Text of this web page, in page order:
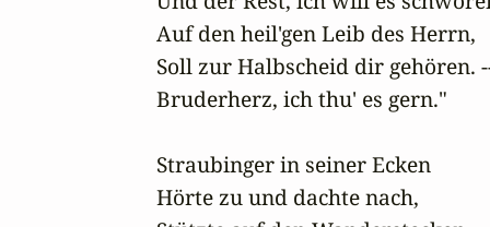
Auf den heil'gen Leib des Herrn,
Soll zur Halbscheid dir gehören.
Bruderherz, ich thu' es gern."
Straubinger in seiner Ecken
Hörte zu und dachte nach,